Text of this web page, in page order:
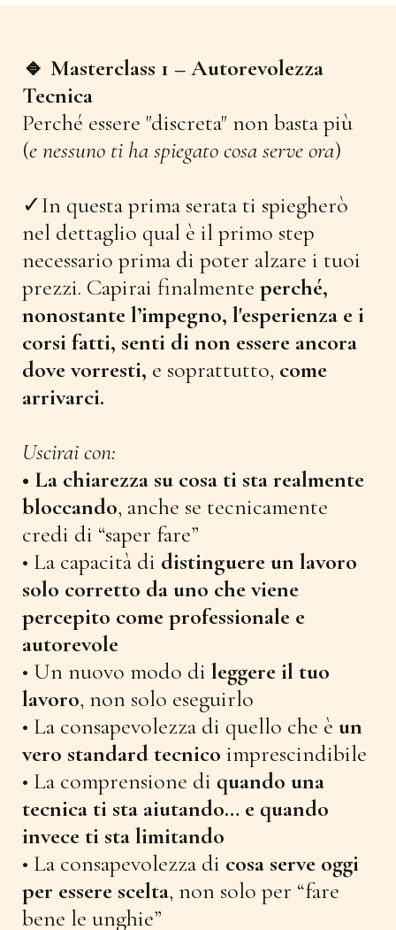
🔹 Masterclass 1 – Autorevolezza
Tecnica
Perché essere "discreta" non basta più
(e nessuno ti ha spiegato cosa serve ora)
✓In questa prima serata ti spiegherò
nel dettaglio qual è il primo step
necessario prima di poter alzare i tuoi
prezzi. Capirai finalmente perché,
nonostante l’impegno, l'esperienza e i
corsi fatti, senti di non essere ancora
dove vorresti, e soprattutto, come
arrivarci.
Uscirai con:
• La chiarezza su cosa ti sta realmente
bloccando, anche se tecnicamente
credi di “saper fare”
• La capacità di distinguere un lavoro
solo corretto da uno che viene
percepito come professionale e
autorevole
• Un nuovo modo di leggere il tuo
lavoro, non solo eseguirlo
• La consapevolezza di quello che è un
vero standard tecnico imprescindibile
• La comprensione di quando una
tecnica ti sta aiutando… e quando
invece ti sta limitando
• La consapevolezza di cosa serve oggi
per essere scelta, non solo per “fare
bene le unghie”